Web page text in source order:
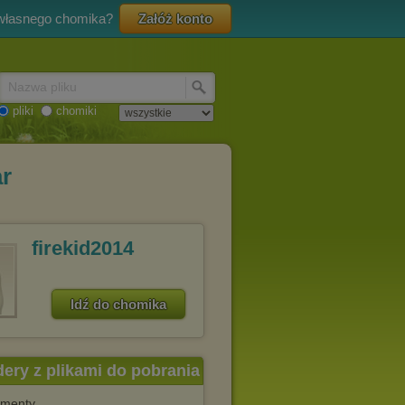
chomika? Załóż konto
pliki chomiki
firekid2014
Idź do chomika
z plikami do pobrania